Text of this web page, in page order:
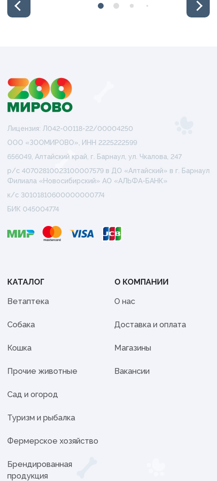
Лицензия: Л042-00118-22/00004250
ООО «ЗООМИРОВО», ИНН 2225222599
656049, Алтайский край, г. Барнаул, ул. Чкалова, 247
р/с 40702810023100007579 в ДО «Алтайский» в г. Барнаул
Филиала «Новосибирский» АО «АЛЬФА-БАНК»
к/с 30101810600000000774
БИК 045004774
КАТАЛОГ
Ветаптека
Собака
Кошка
Прочие животные
Сад и огород
Туризм и рыбалка
Фермерское хозяйство
Брендированная
продукция
О КОМПАНИИ
О нас
Доставка и оплата
Магазины
Вакансии